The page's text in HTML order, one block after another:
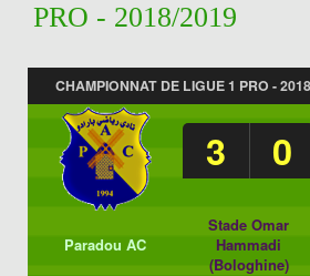
PRO - 2018/2019
CHAMPIONNAT DE LIGUE 1 PRO -
3 0
Paradou AC
Stade Omar
Hammadi
(Bologhine)